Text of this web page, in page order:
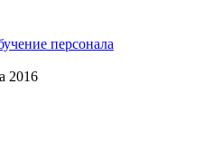
персонала
2016